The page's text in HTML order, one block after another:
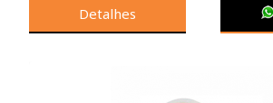
Detalhes